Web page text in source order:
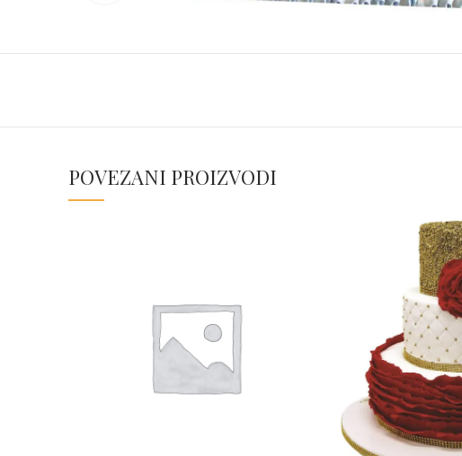
POVEZANI PROIZVODI